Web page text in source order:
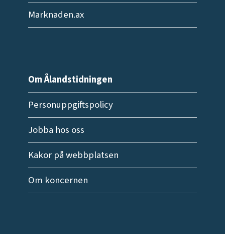
Marknaden.ax
Om Ålandstidningen
Personuppgiftspolicy
Jobba hos oss
Kakor på webbplatsen
Om koncernen